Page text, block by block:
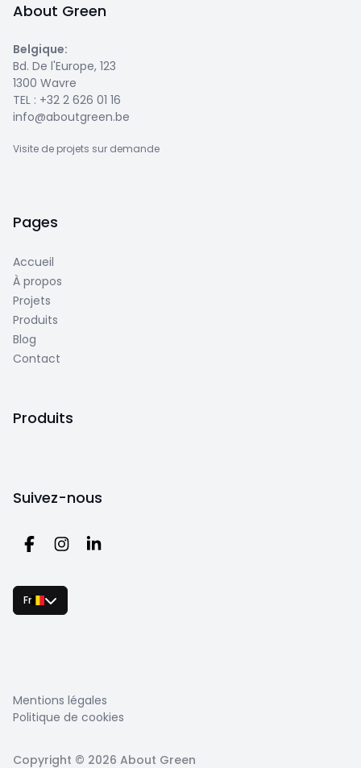
About Green
Belgique:
Bd. De l'Europe, 123
1300 Wavre
TEL : +32 2 626 01 16
info@aboutgreen.be
Visite de projets sur demande
Pages
Accueil
À propos
Projets
Produits
Blog
Contact
Produits
Suivez-nous
Fr
Mentions légales
Politique de cookies
Copyright © 2026 About Green